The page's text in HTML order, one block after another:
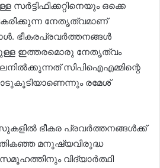
ഒക്കെ
നേതൃത്വമാണ്
ഭീകരപ്രവര്‍ത്തനങ്ങള്‍
ഇത്തരമൊരു നേതൃത്വം
സിപിഐഎമ്മിന്റെ
രമേശ്
ഭീകര പ്രവര്‍ത്തനങ്ങള്‍ക്ക്
തികഞ്ഞ മനുഷ്യവിരുദ്ധ
വിദ്യാര്‍ത്ഥി